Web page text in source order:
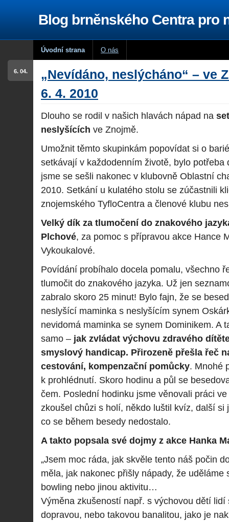
Blog brněnského Centra pro
Úvodní strana O nás
„Nevídáno, neslýcháno“ – ve
6. 4. 2010
6. 04.
Dlouho se rodil v našich hlavách nápad na
neslyšících ve Znojmě.
Umožnit těmto skupinkám popovídat si o
setkávají v každodenním životě, bylo potřeba
jsme se sešli nakonec v klubovně Oblastní
2010. Setkání u kulatého stolu se zúčastnili
znojemského TyfloCentra a členové klubu
Velký dík za tlumočení do znakového
Plchové, za pomoc s přípravou akce Hance
Vykoukalové.
Povídání probíhalo docela pomalu, všechno
tlumočit do znakového jazyka. Už jen
zabralo skoro 25 minut! Bylo fajn, že se
neslyšící maminka s neslyšícím synem
nevidomá maminka se synem Dominikem. A
samo – jak zvládat výchovu zdravého
smyslový handicap. Přirozeně přešla řeč
cestování, kompenzační pomůcky. Mnohé
k prohlédnutí. Skoro hodinu a půl se
čem. Poslední hodinku jsme věnovali práci
zkoušel chůzi s holí, někdo luštil kvíz, další si
co se během besedy nedostalo.
A takto popsala své dojmy z akce Hanka
„Jsem moc ráda, jak skvěle tento náš počin
měla, jak nakonec přišly nápady, že uděláme
bowling nebo jinou aktivitu…
Výměna zkušeností např. s výchovou dětí
dopravou, nebo takovou banalitou, jako je